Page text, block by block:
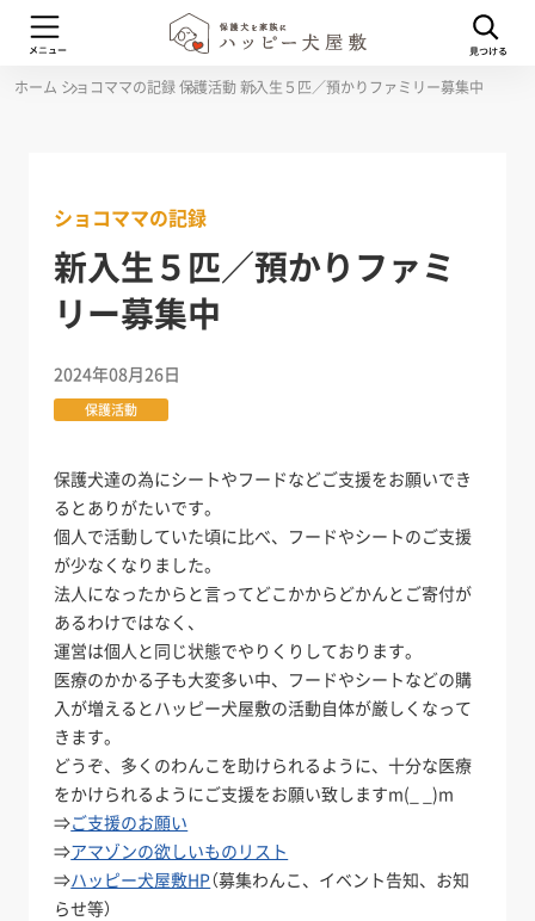
ホーム ショコママの記録保護活動 新入生５匹／預かりファミリー募集中
ショコママの記録
新入生５匹／預かりファミ
リー募集中
2024年08月26日
保護活動
保護犬達の為にシートやフードなどご支援をお願いでき
るとありがたいです。
個人で活動していた頃に比べ、フードやシートのご支援
が少なくなりました。
法人になったからと言ってどこかからどかんとご寄付が
あるわけではなく、
運営は個人と同じ状態でやりくりしております。
医療のかかる子も大変多い中、フードやシートなどの購
入が増えるとハッピー犬屋敷の活動自体が厳しくなって
きます。
どうぞ、多くのわんこを助けられるように、十分な医療
をかけられるようにご支援をお願い致しますm(_ _)m
⇒ご支援のお願い
⇒アマゾンの欲しいものリスト
⇒ハッピー犬屋敷HP（募集わんこ、イベント告知、お知
らせ等）